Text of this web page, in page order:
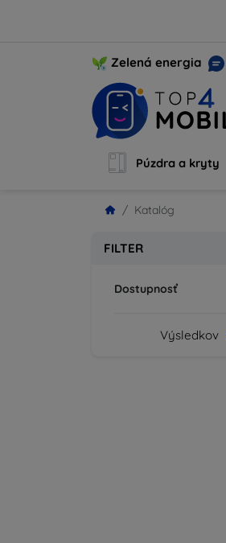
Zelená energia
Púzdra a kryty
Katalóg
FILTER
Dostupnosť
Výsledkov